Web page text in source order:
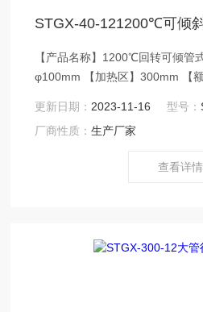
STGX-40-121200℃可倾
【产品名称】1200℃回转可倾管
φ100mm 【加热区】300mm 【额定温度】1200℃ 【电源
1200℃可倾斜管式炉工作温度
末物料的高温热处理，可在真空
便；采用7英寸大屏幕触控仪表，
更新日期： 2023-11-16 型号：
厂商性质：生产厂家
查看详情